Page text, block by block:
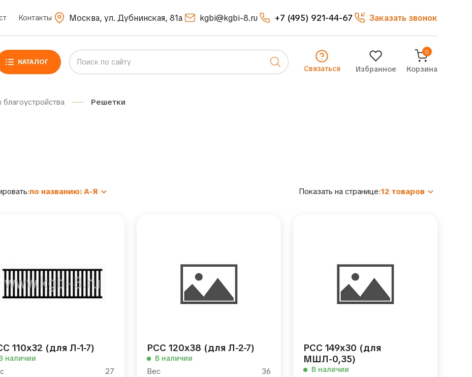
Контакты Москва, ул. Дубнинская, 81а kgbi@kgbi-8.ru +7 (495) 921-44-67 Заказать звонок
КАТАЛОГ
Связаться Избранное
0
Корзина
Решетки
по названию: А-Я Показать на странице:12 товаров
110х32 (для Л-1-7)
наличии
27
РСС 120х38 (для Л-2-7)
В наличии
Вес
36
РСС 149х30 (для
МШЛ-0,35)
В наличии